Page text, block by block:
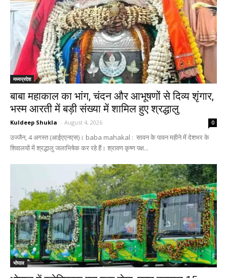
मध्यप्रदेश
बाबा महाकाल का भांग, चंदन और आभूषणों से दिव्य शृंगार,
भस्म आरती में बड़ी संख्या में शामिल हुए श्रद्धालु
Kuldeep Shukla - August 4, 2026 0
उज्जैन, 4 अगस्त (आईएएनएस)। baba mahakal : सावन के पावन महीने में देशभर के
शिवालयों में श्रद्धालु जलाभिषेक कर रहे हैं। श्रावण कृष्ण पक्ष...
भोपाल